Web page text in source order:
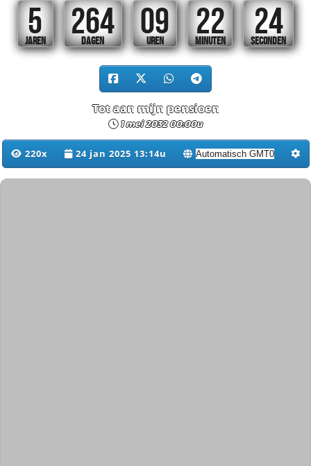
5
JAREN
264
DAGEN
09
UREN
22
MINUTEN
24
SECONDEN
Tot aan mijn pensioen
1 mei 2032 00:00u
220x 24 jan 2025 13:14u